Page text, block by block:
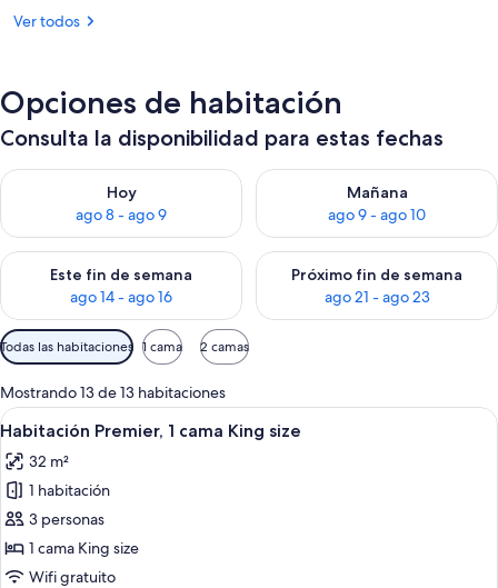
Ver todos
Opciones de habitación
Consulta la disponibilidad para estas fechas
Hoy
ago 8 - ago 9
Consulta la disponibilidad para hoy ago 8 - ago 9
Mañana
ago 9 - ago 10
Consulta la disponibilidad
Este fin de semana
ago 14 - ago 16
Consulta la disponibilidad para este fin de semana ago 14 -
Próximo fin de semana
ago 21 - ago 23
Consulta la disponibilidad
Filtros
disponibles
para
las
habitaciones
Todas las habitaciones 1 cama 2 camas
Mostrando 13 de 13 habitaciones
Ver
todas
las
fotos
de
Habitación
Premier,
Habitación de hotel con cama,
7
Habitación Premier, 1 cama King size
32 m²
1 habitación
3 personas
1 cama King size
Wifi gratuito